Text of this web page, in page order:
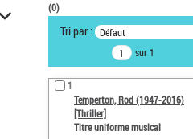
VOTRE RECHERCHE
Recherche avancée dans les
notices d’autorité
Œuvres liées à l'auteur :
Temperton, Rod (1947-2016)
Sauvegarder votre recherche
(0)
Tri par : Défaut
sur 1
1
Temperton, Rod (1947-2016)
[Thriller]
Titre uniforme musical